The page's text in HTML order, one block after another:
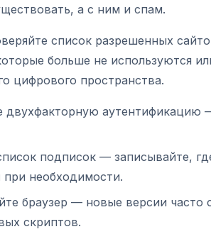
а с ним и спам.
список разрешенных
больше не используются
цифрового пространства.
двухфакторную аутентификацию
подписок — записывайте,
при необходимости.
браузер — новые версии
скриптов.